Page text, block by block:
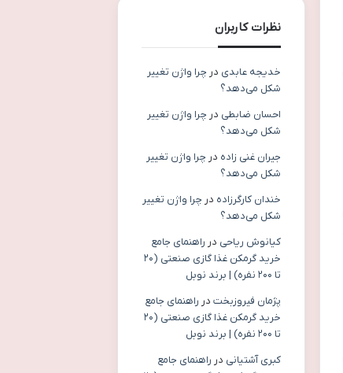
نظرات کاربران
خدیجه عابدی در چرا واژن تغییر
شکل می‌دهد؟
احسان ضابطی در چرا واژن تغییر
شکل می‌دهد؟
جیران غنی زاده در چرا واژن تغییر
شکل می‌دهد؟
خندان کارگرزاده در چرا واژن تغییر
شکل می‌دهد؟
کیانوش ریاحی در راهنمای جامع
خرید گرمکن غذا گازی صنعتی (۲۰
تا ۲۰۰ نفره) | برند نوبل
پژمان فیروزبختدر راهنمای جامع
خرید گرمکن غذا گازی صنعتی (۲۰
تا ۲۰۰ نفره) | برند نوبل
کبری آشتیانی در راهنمای جامع